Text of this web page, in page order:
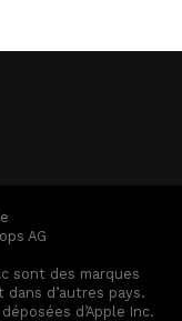
AG
sont des marques
dans d’autres pays.
d’Apple Inc.